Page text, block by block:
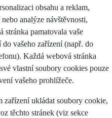
obsahu a reklam,
analýze návštěvnosti,
stránka pamatovala vaše
vašeho zařízení (např. do
Každá webová stránka
vlastní soubory cookies pouze
vašeho prohlížeče.
zařízení ukládat soubory cookie,
těchto stránek (viz sekce